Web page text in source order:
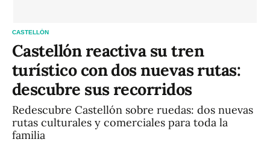
CASTELLÓN
Castellón reactiva su tren
turístico con dos nuevas rutas:
descubre sus recorridos
Redescubre Castellón sobre ruedas: dos nuevas
rutas culturales y comerciales para toda la
familia